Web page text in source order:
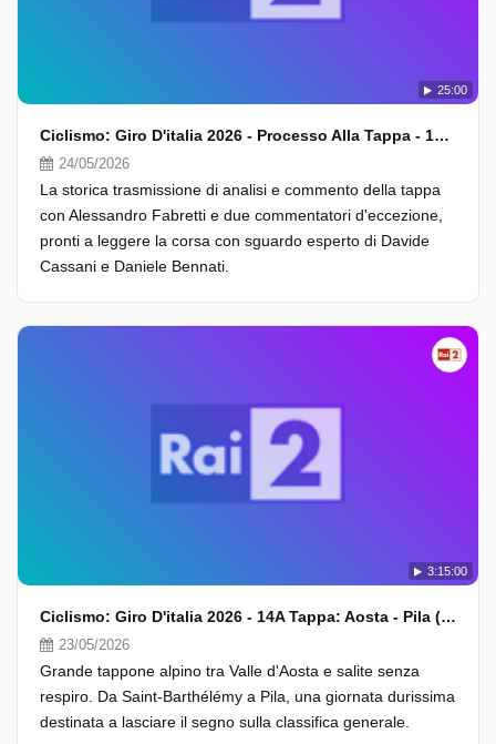
25:00
Ciclismo: Giro D'italia 2026 - Processo Alla Tappa - 15A Tappa
24/05/2026
La storica trasmissione di analisi e commento della tappa
con Alessandro Fabretti e due commentatori d'eccezione,
pronti a leggere la corsa con sguardo esperto di Davide
Cassani e Daniele Bennati.
3:15:00
Ciclismo: Giro D'italia 2026 - 14A Tappa: Aosta - Pila (Fasi Finali)
23/05/2026
Grande tappone alpino tra Valle d'Aosta e salite senza
respiro. Da Saint-Barthélémy a Pila, una giornata durissima
destinata a lasciare il segno sulla classifica generale.